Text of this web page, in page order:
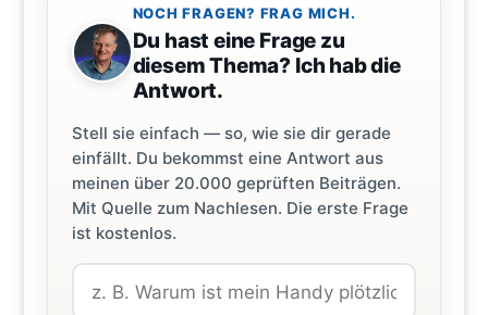
NOCH FRAGEN? FRAG MICH.
Du hast eine Frage zu
diesem Thema? Ich hab die
Antwort.
Stell sie einfach — so, wie sie dir gerade
einfällt. Du bekommst eine Antwort aus
meinen über 20.000 geprüften Beiträgen.
Mit Quelle zum Nachlesen. Die erste Frage
ist kostenlos.